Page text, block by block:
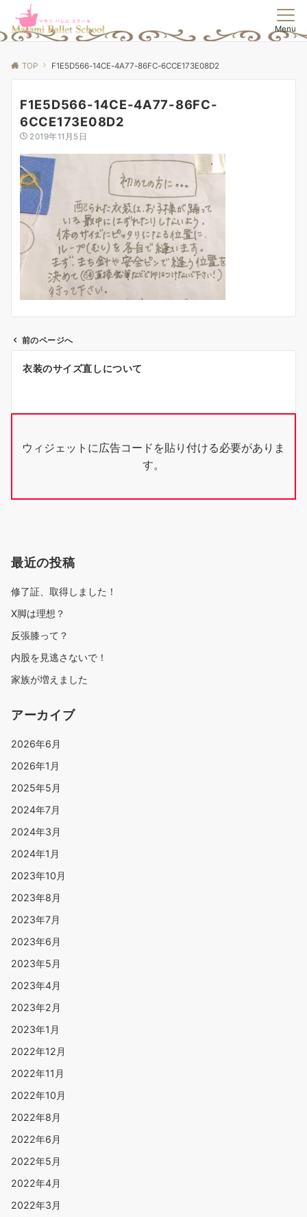
Menu
TOP F1E5D566-14CE-4A77-86FC-6CCE173E08D2
F1E5D566-14CE-4A77-86FC-
6CCE173E08D2
2019年11月5日
投
ゲ
シ
前のページへ
衣装のサイズ直しについて
ウィジェットに広告コードを貼り付ける必要がありま
す。
最近の投稿
修了証、取得しました！
X脚は理想？
反張膝って？
内股を見逃さないで！
家族が増えました
アーカイブ
2026年6月
2026年1月
2025年5月
2024年7月
2024年3月
2024年1月
2023年10月
2023年8月
2023年7月
2023年6月
2023年5月
2023年4月
2023年2月
2023年1月
2022年12月
2022年11月
2022年10月
2022年8月
2022年6月
2022年5月
2022年4月
2022年3月